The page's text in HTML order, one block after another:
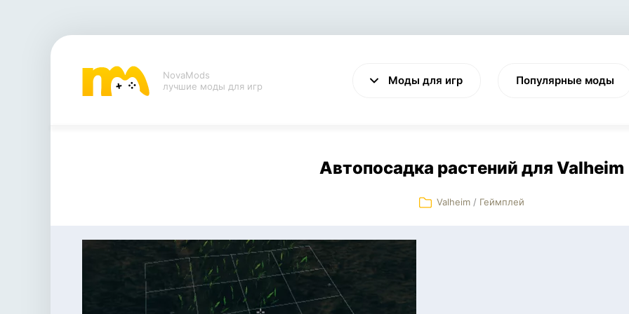
NovaMods
лучшие моды для игр
Моды для игр
VALHEIM
Популярные моды
Автопосадка растений для Valheim
Valheim / Геймплей